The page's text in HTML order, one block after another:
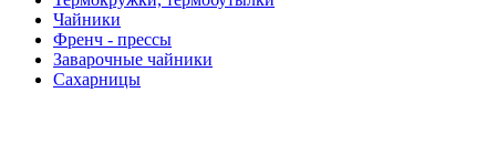
Чайники
Френч - прессы
Заварочные чайники
Сахарницы